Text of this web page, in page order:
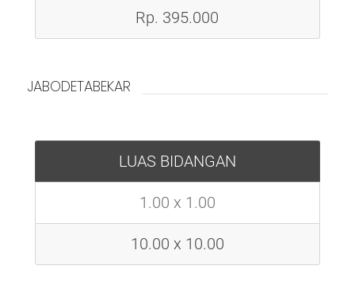
Rp. 395.000
JABODETABEKAR
LUAS BIDANGAN
1.00 x 1.00
10.00 x 10.00